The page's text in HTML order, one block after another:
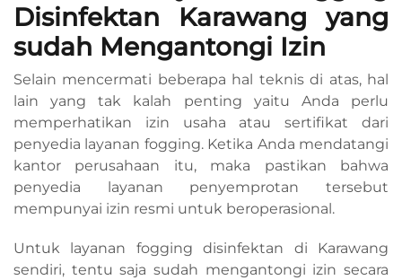
Disinfektan Karawang yang
sudah Mengantongi Izin
Selain mencermati beberapa hal teknis di atas, hal
lain yang tak kalah penting yaitu Anda perlu
memperhatikan izin usaha atau sertifikat dari
penyedia layanan fogging. Ketika Anda mendatangi
kantor perusahaan itu, maka pastikan bahwa
penyedia layanan penyemprotan tersebut
mempunyai izin resmi untuk beroperasional.
Untuk layanan fogging disinfektan di Karawang
sendiri, tentu saja sudah mengantongi izin secara